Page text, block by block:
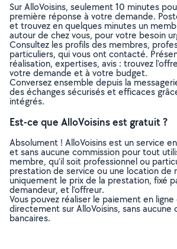
Sur AlloVoisins, seulement 10 minutes
première réponse à votre demande.
et trouvez en quelques minutes un
autour de chez vous, pour votre besoin
Consultez les profils des membres,
particuliers, qui vous ont contacté.
réalisation, expertises, avis : trouvez
votre demande et à votre budget.
Conversez ensemble depuis la
des échanges sécurisés et efficaces
intégrés.
Est-ce que AlloVoisins est gratuit ?
Absolument ! AlloVoisins est un service
et sans aucune commission pour tout
membre, qu’il soit professionnel ou
prestation de service ou une location de
uniquement le prix de la prestation, fixé
demandeur, et l’offreur.
Vous pouvez réaliser le paiement en
directement sur AlloVoisins, sans aucune
bancaires.